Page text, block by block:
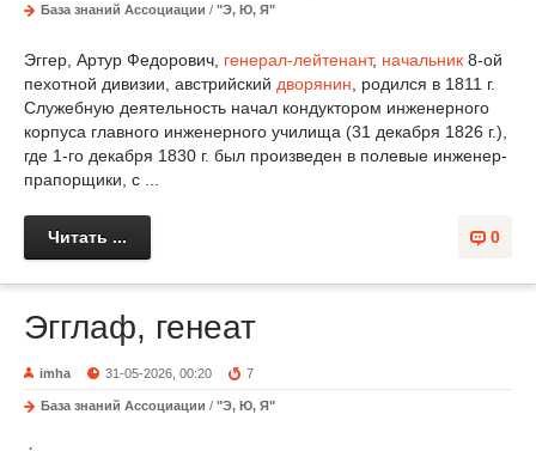
База знаний Ассоциации / "Э, Ю, Я"
Эггер, Артур Федорович, генерал-лейтенант, начальник 8-ой
пехотной дивизии, австрийский дворянин, родился в 1811 г.
Служебную деятельность начал кондуктором инженерного
корпуса главного инженерного училища (31 декабря 1826 г.),
где 1-го декабря 1830 г. был произведен в полевые инженер-
прапорщики, с ...
0
Читать ...
Эгглаф, генеат
imha 31-05-2026, 00:20 7
База знаний Ассоциации / "Э, Ю, Я"